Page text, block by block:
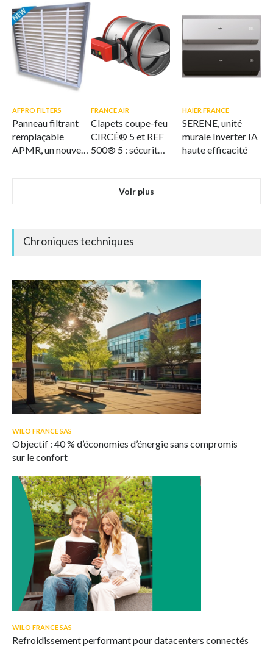
AFPRO FILTERS
Panneau filtrant
remplaçable
APMR, un nouveau
FRANCE AIR
Clapets coupe-feu
CIRCÉ® 5 et REF
500® 5 : sécurité
HAIER FRANCE
SERENE, unité
murale Inverter IA
haute efficacité
Voir plus
Chroniques techniques
WILO FRANCE SAS
Objectif : 40 % d’économies d’énergie sans compromis
sur le confort
WILO FRANCE SAS
Refroidissement performant pour datacenters connectés